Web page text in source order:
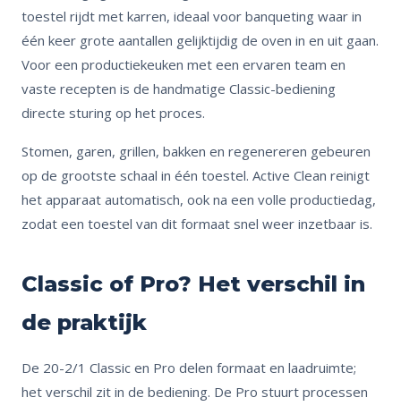
toestel rijdt met karren, ideaal voor banqueting waar in
één keer grote aantallen gelijktijdig de oven in en uit gaan.
Voor een productiekeuken met een ervaren team en
vaste recepten is de handmatige Classic-bediening
directe sturing op het proces.
Stomen, garen, grillen, bakken en regenereren gebeuren
op de grootste schaal in één toestel. Active Clean reinigt
het apparaat automatisch, ook na een volle productiedag,
zodat een toestel van dit formaat snel weer inzetbaar is.
Classic of Pro? Het verschil in
de praktijk
De 20-2/1 Classic en Pro delen formaat en laadruimte;
het verschil zit in de bediening. De Pro stuurt processen